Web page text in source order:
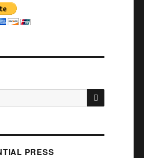
CĂUTARE
PRESS